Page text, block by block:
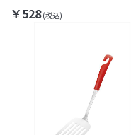
￥528